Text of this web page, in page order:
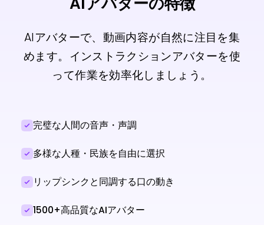
AIアバターで、動画内容が自然に注目を集
めます。インストラクションアバターを使
って作業を効率化しましょう。
完璧な人間の音声・声調
多様な人種・民族を自由に選択
リップシンクと同調する口の動き
1500+高品質なAIアバター